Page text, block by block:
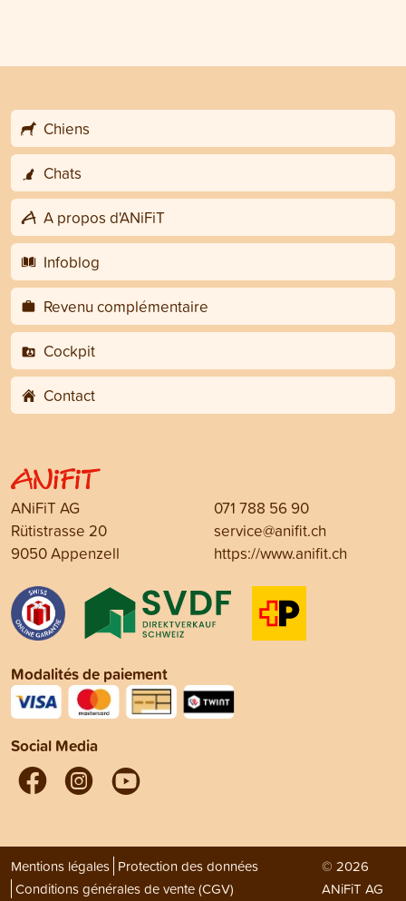
Chiens
Chats
A propos d'ANiFiT
Infoblog
Revenu complémentaire
Cockpit
Contact
ANiFiT AG
Rütistrasse 20
9050 Appenzell
071 788 56 90
service@anifit.ch
https://www.anifit.ch
Modalités de paiement
Social Media
Mentions légales Protection des données
Conditions générales de vente (CGV)
© 2026
ANiFiT AG